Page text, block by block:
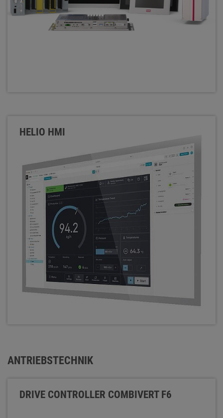
HELIO HMI
ANTRIEBSTECHNIK
DRIVE CONTROLLER COMBIVERT F6